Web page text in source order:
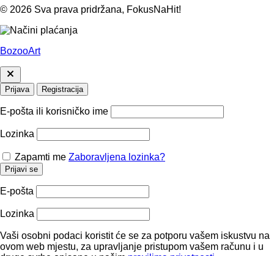
© 2026 Sva prava pridržana, FokusNaHit!
BozooArt
Prijava Registracija
E-pošta ili korisničko ime
Lozinka
Zapamti me Zaboravljena lozinka?
Prijavi se
E-pošta
Lozinka
Vaši osobni podaci koristit će se za potporu vašem iskustvu na
ovom web mjestu, za upravljanje pristupom vašem računu i u